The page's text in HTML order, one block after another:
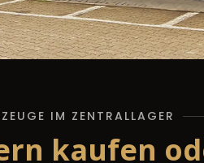
IM ZENTRALLAGER
kaufen